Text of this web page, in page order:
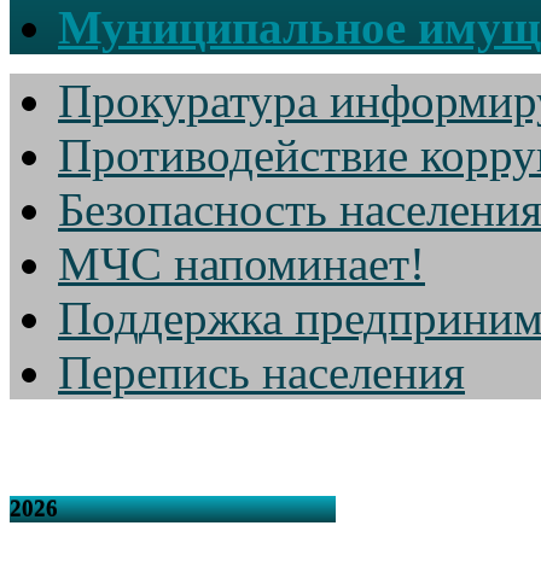
Муниципальное
Прокуратура
Противодействие
Безопасность населения
МЧС напоминает!
Поддержка
Перепись населения
2026